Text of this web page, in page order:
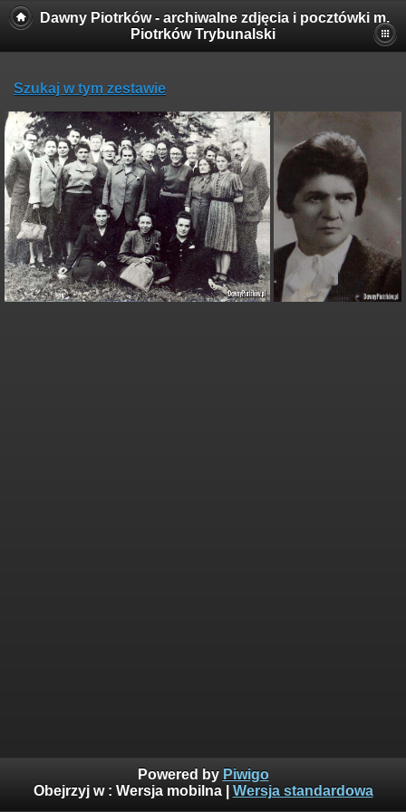
Dawny Piotrków - archiwalne zdjęcia i pocztówki m.
Piotrków Trybunalski
Szukaj w tym zestawie
Powered by Piwigo
Obejrzyj w : Wersja mobilna| Wersja standardowa